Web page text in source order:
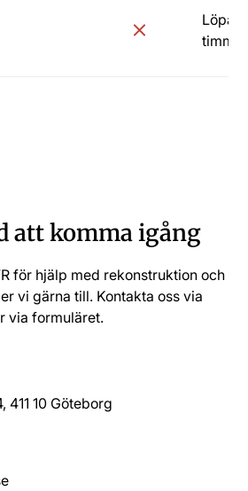
timma
att komma igång
för hjälp med rekonstruktion och
vi gärna till. Kontakta oss via
via formuläret.
411 10 Göteborg